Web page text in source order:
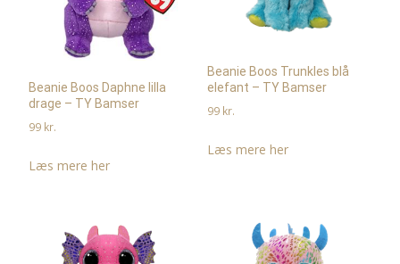
Beanie Boos Daphne lilla
drage – TY Bamser
99 kr.
Læs mere her
Beanie Boos Trunkles blå
elefant – TY Bamser
99 kr.
Læs mere her